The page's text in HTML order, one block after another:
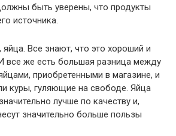
быть уверены, что продукты
источника.
Все знают, что это хороший и
все же есть большая разница между
приобретенными в магазине, и
куры, гуляющие на свободе. Яйца
лучше по качеству и,
значительно больше пользы